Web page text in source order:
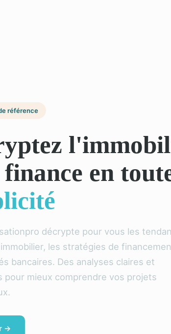
référence
en
décrypte pour vous les
les stratégies de
bancaires. Des analyses claires et
pour mieux comprendre vos projets
→